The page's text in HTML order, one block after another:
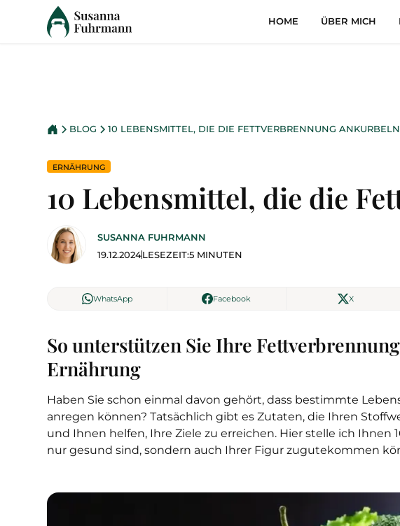
HOME ÜBER MICH
BLOG 10 LEBENSMITTEL, DIE DIE FETT­VERBRENNUNG ANKURBELN
ERNÄHRUNG
10 Lebensmittel, die die
SUSANNA FUHRMANN
19.12.2024LESEZEIT:5 MINUTEN
WhatsApp Facebook X
So unterstützen Sie Ihre
Ernährung
Haben Sie schon einmal davon gehört, dass bestimmte
anregen können? Tatsächlich gibt es Zutaten, die Ihren
und Ihnen helfen, Ihre Ziele zu erreichen. Hier stelle ich Ihnen
nur gesund sind, sondern auch Ihrer Figur zugutekommen